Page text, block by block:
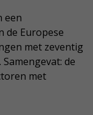
een
de Europese
met zeventig
de
met